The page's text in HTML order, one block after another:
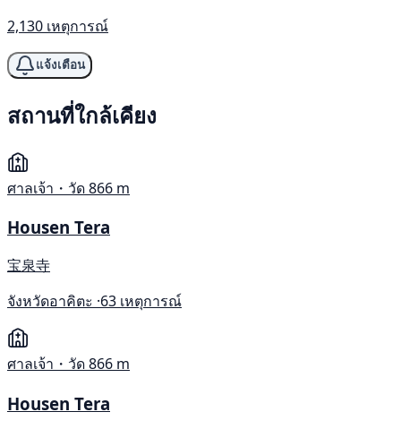
2,130 เหตุการณ์
แจ้งเตือน
สถานที่ใกล้เคียง
ศาลเจ้า・วัด866 m
Housen Tera
宝泉寺
จังหวัดอาคิตะ ·63 เหตุการณ์
ศาลเจ้า・วัด866 m
Housen Tera